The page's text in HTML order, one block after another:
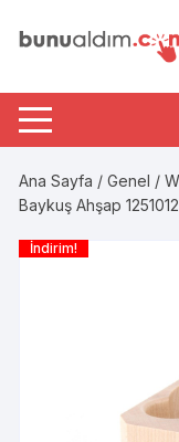
Ana Sayfa /Genel /
Baykuş Ahşap 1251012
İndirim!